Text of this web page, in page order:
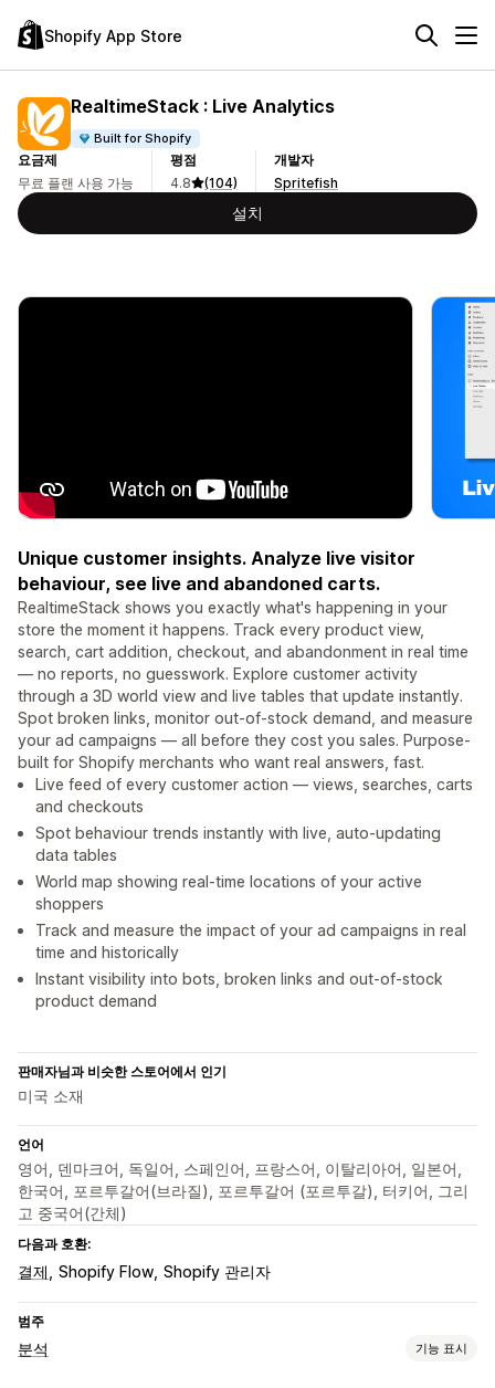
Shopify App Store
RealtimeStack : Live Analytics
Built for Shopify
요금제
무료 플랜 사용 가능
평점
4.8
(104)
개발자
Spritefish
설치
Unique customer insights. Analyze live visitor
behaviour, see live and abandoned carts.
RealtimeStack shows you exactly what's happening in your
store the moment it happens. Track every product view,
search, cart addition, checkout, and abandonment in real time
— no reports, no guesswork. Explore customer activity
through a 3D world view and live tables that update instantly.
Spot broken links, monitor out-of-stock demand, and measure
your ad campaigns — all before they cost you sales. Purpose-
built for Shopify merchants who want real answers, fast.
Live feed of every customer action — views, searches, carts
and checkouts
Spot behaviour trends instantly with live, auto-updating
data tables
World map showing real-time locations of your active
shoppers
Track and measure the impact of your ad campaigns in real
time and historically
Instant visibility into bots, broken links and out-of-stock
product demand
판매자님과 비슷한 스토어에서 인기
미국 소재
언어
영어, 덴마크어, 독일어, 스페인어, 프랑스어, 이탈리아어, 일본어,
한국어, 포르투갈어(브라질), 포르투갈어 (포르투갈), 터키어, 그리
고 중국어(간체)
다음과 호환:
결제 Shopify Flow Shopify 관리자
범주
분석 기능 표시